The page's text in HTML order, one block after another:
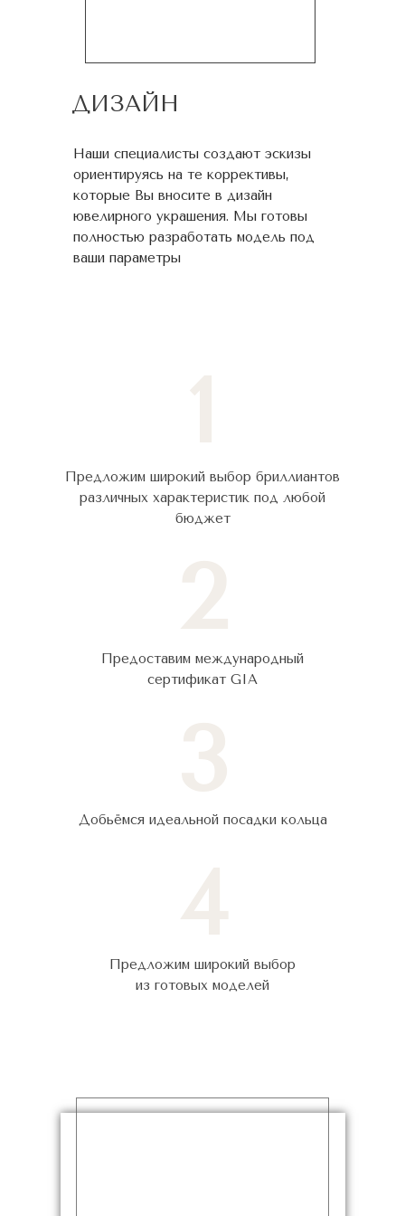
ДИЗАЙН
Наши специалисты создают эскизы
ориентируясь на те коррективы,
которые Вы вносите в дизайн
ювелирного украшения. Мы готовы
полностью разработать модель под
ваши параметры
Предложим широкий выбор бриллиантов
различных характеристик под любой
бюджет
Предоставим международный
сертификат GIA
Добьёмся идеальной посадки кольца
Предложим широкий выбор
из готовых моделей